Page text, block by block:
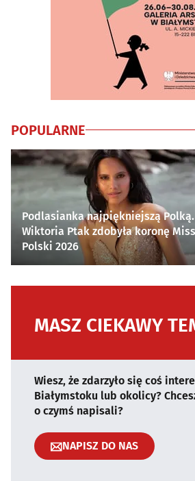
POPULARNE
Podlasianka najpiękniejszą Polką.
Wiktoria Ptak zdobyła koronę Miss
Polski 2026
MASZ CIEKAWY
Wiesz, że zdarzyło się coś
Białymstoku lub okolicy?
o czymś napisali?
NAPISZ DO NAS